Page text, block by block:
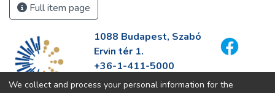
Full item page
1088 Budapest, Szabó
Ervin tér 1.
+36-1-411-5000
info@fszek.hu
We collect and process your personal information for the